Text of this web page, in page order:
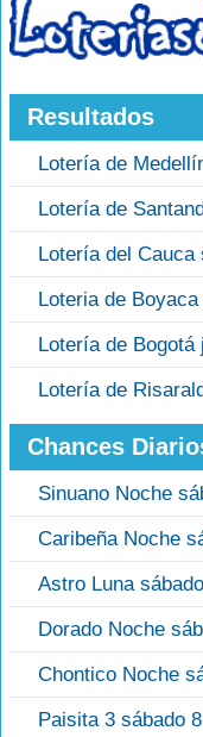
Resultados
Lotería de
Lotería de
Lotería del Cauca
Loteria de
Lotería de Bogotá
Lotería de
Chances
Sinuano Noche
Caribeña Noche
Astro Luna
Dorado Noche
Chontico Noche
Paisita 3 sábado